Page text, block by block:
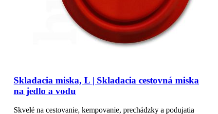
Skladacia miska, L | Skladacia cestovná miska
na jedlo a vodu
Skvelé na cestovanie, kempovanie, prechádzky a podujatia